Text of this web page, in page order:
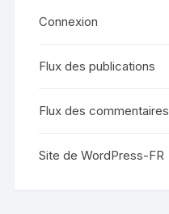
Connexion
Flux des publications
Flux des commentaires
Site de WordPress-FR